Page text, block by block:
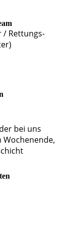
/ Rettungs­
bei uns
Wochenende,